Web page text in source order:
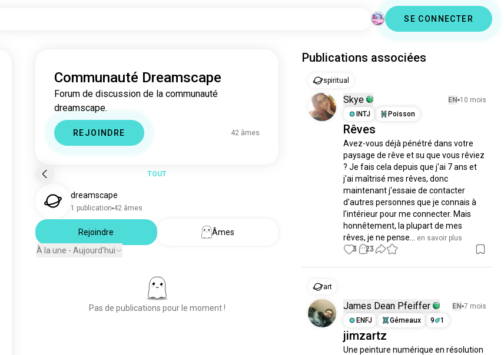
SE CONNECTER
Communauté Dreamscape
Forum de discussion de la communauté
dreamscape.
REJOINDRE 42 âmes
TOUT
dreamscape
1 publication 42 âmes
Rejoindre
Âmes
À la une - Aujourd'hui
Pas de publications pour le moment !
Publications associées
spiritual
Skye EN 10 mois
INTJ
Poisson
Rêves
Avez-vous déjà pénétré dans votre
paysage de rêve et su que vous rêviez
? Je fais cela depuis que j'ai 7 ans et
j'ai maîtrisé mes rêves, donc
maintenant j'essaie de contacter
d'autres personnes que je connais à
l'intérieur pour me connecter. Mais
honnêtement, la plupart de mes
rêves, je ne pense...
en savoir plus
3 23
art
James Dean Pfeiffer EN 7 mois
ENFJ
Gémeaux 9 1
jimzartz
Une peinture numérique en résolution